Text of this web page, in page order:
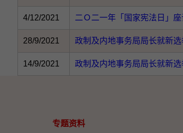
4/12/2021 二Ｏ二一年「国家宪法日」座
28/9/2021 政制及内地事务局局长就新
14/9/2021 政制及内地事务局局长就新
专题资料